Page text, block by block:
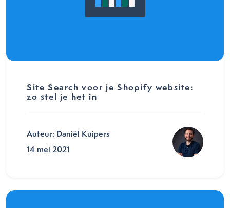
Site Search voor je Shopify website:
zo stel je het in
Auteur: Daniël Kuipers
14 mei 2021